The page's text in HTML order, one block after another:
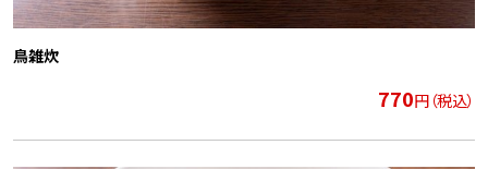
鳥雑炊
770円（税込）